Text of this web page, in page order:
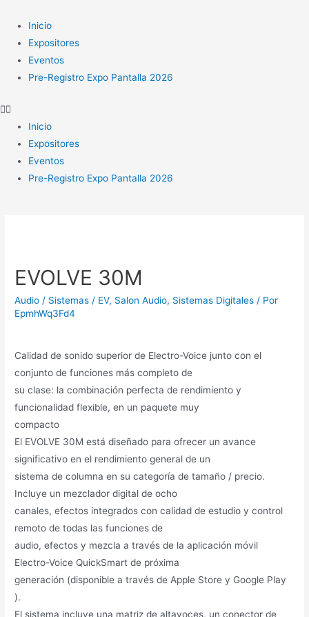
contenido
Inicio
Expositores
Eventos
Pre-Registro Expo Pantalla 2026
Inicio
Expositores
Eventos
Pre-Registro Expo Pantalla 2026
EVOLVE 30M
Audio / Sistemas / EV, Salon Audio, Sistemas Digitales / Por
EpmhWq3Fd4
Calidad de sonido superior de Electro-Voice junto con el
conjunto de funciones más completo de
su clase: la combinación perfecta de rendimiento y
funcionalidad flexible, en un paquete muy
compacto
El EVOLVE 30M está diseñado para ofrecer un avance
significativo en el rendimiento general de un
sistema de columna en su categoría de tamaño / precio.
Incluye un mezclador digital de ocho
canales, efectos integrados con calidad de estudio y control
remoto de todas las funciones de
audio, efectos y mezcla a través de la aplicación móvil
Electro-Voice QuickSmart de próxima
generación (disponible a través de Apple Store y Google Play
).
El sistema incluye una matriz de altavoces, un conector de